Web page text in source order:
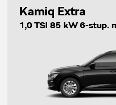
Kamiq Extra
1,0 TSI 85 kW 6-stup.